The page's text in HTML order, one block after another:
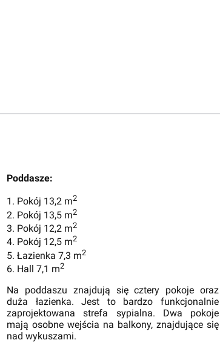
Poddasze:
1. Pokój 13,2 m2
2. Pokój 13,5 m2
3. Pokój 12,2 m2
4. Pokój 12,5 m2
5. Łazienka 7,3 m2
6. Hall 7,1 m2
Na poddaszu znajdują się cztery pokoje oraz
duża łazienka. Jest to bardzo funkcjonalnie
zaprojektowana strefa sypialna. Dwa pokoje
mają osobne wejścia na balkony, znajdujące się
nad wykuszami.